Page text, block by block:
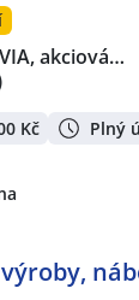
akciová…
Kč Plný